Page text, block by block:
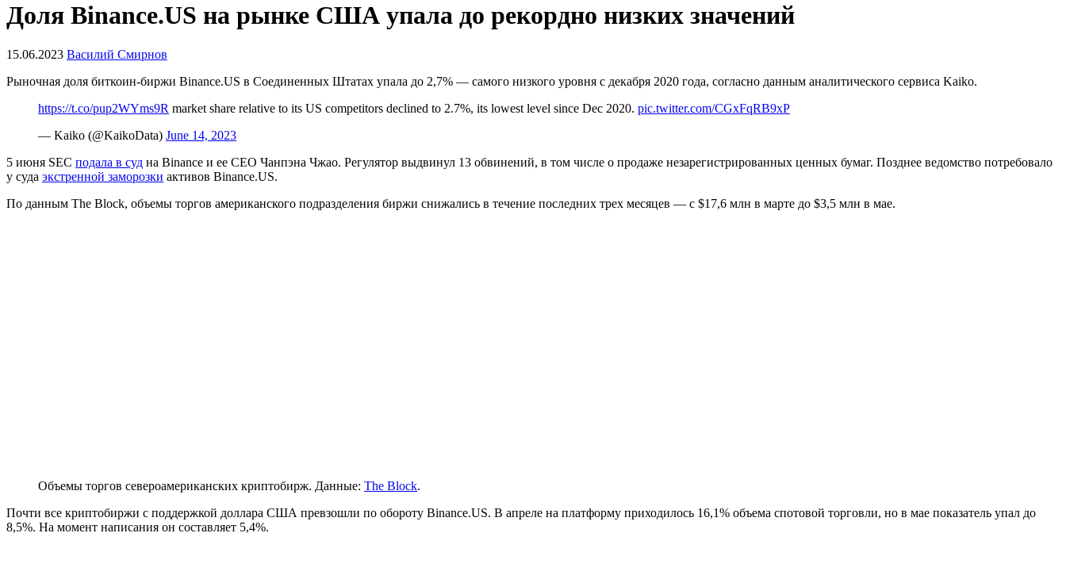
Доля Binance.US на рынке США упала до рекордно низких значений
15.06.2023 Василий Смирнов
Рыночная доля биткоин-биржи Binance.US в Соединенных Штатах упала до 2,7% — самого низкого уровня с декабря 2020 года, согласно данным аналитического сервиса Kaiko.
https://t.co/pup2WYms9R market share relative to its US competitors declined to 2.7%, its lowest level since Dec 2020. pic.twitter.com/CGxFqRB9xP
— Kaiko (@KaikoData) June 14, 2023
5 июня SEC подала в суд на Binance и ее CEO Чанпэна Чжао. Регулятор выдвинул 13 обвинений, в том числе о продаже незарегистрированных ценных бумаг. Позднее ведомство потребовало
у суда экстренной заморозки активов Binance.US.
По данным The Block, объемы торгов американского подразделения биржи снижались в течение последних трех месяцев — с $17,6 млн в марте до $3,5 млн в мае.
Объемы торгов североамериканских криптобирж. Данные: The Block.
Почти все криптобиржи с поддержкой доллара США превзошли по обороту Binance.US. В апреле на платформу приходилось 16,1% объема спотовой торговли, но в мае показатель упал до
8,5%. На момент написания он составляет 5,4%.